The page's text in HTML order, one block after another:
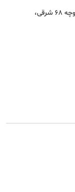
تهران، شیراز جنوبی، پایین‌تر از اتوبان همت، کوچه 68 شرقی،